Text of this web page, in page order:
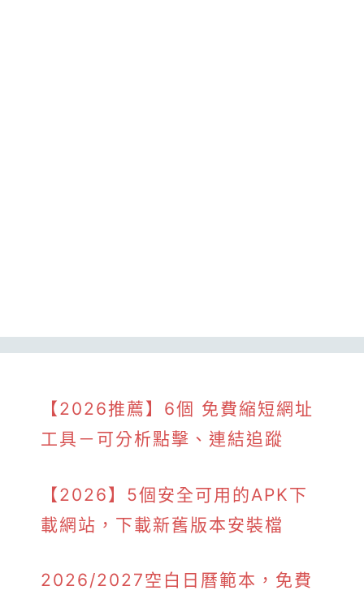
【2026推薦】6個 免費縮短網址
工具－可分析點擊、連結追蹤
【2026】5個安全可用的APK下
載網站，下載新舊版本安裝檔
2026/2027空白日曆範本，免費